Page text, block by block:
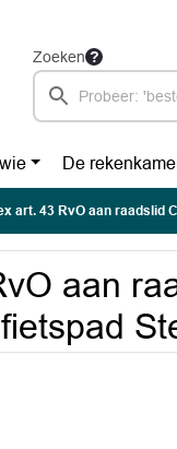
Zoeken
De
43 RvO aan raadslid C. Bol (CDA
aan